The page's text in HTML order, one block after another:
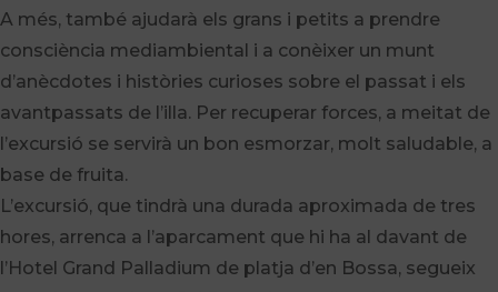
A més, també ajudarà els grans i petits a prendre
consciència mediambiental i a conèixer un munt
d’anècdotes i històries curioses sobre el passat i els
avantpassats de l’illa. Per recuperar forces, a meitat de
l’excursió se servirà un bon esmorzar, molt saludable, a
base de fruita.
L’excursió, que tindrà una durada aproximada de tres
hores, arrenca a l’aparcament que hi ha al davant de
l’Hotel Grand Palladium de platja d’en Bossa, segueix